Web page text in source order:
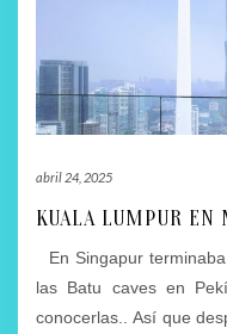
abril 24, 2025
KUALA LUMPUR EN
En Singapur
las Batu caves en
conocerlas.. Así que